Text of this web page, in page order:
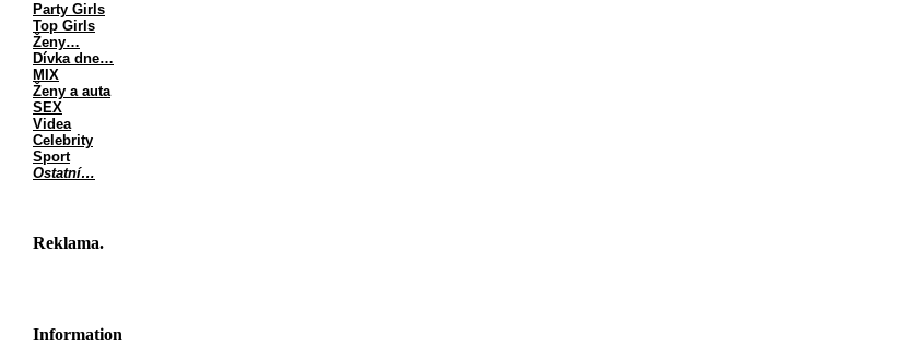
Party Girls
Top Girls
Ženy…
Dívka dne…
MIX
Ženy a auta
SEX
Videa
Celebrity
Sport
Ostatní…
Reklama.
Information